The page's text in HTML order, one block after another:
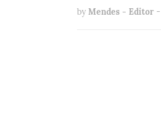
by Mendes - Editor -